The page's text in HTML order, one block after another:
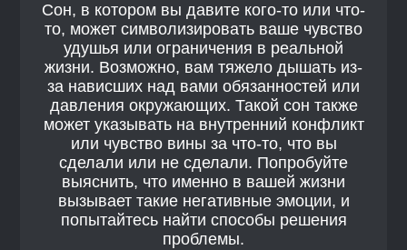
Сон, в котором вы давите кого-то или что-
то, может символизировать ваше чувство
удушья или ограничения в реальной
жизни. Возможно, вам тяжело дышать из-
за нависших над вами обязанностей или
давления окружающих. Такой сон также
может указывать на внутренний конфликт
или чувство вины за что-то, что вы
сделали или не сделали. Попробуйте
выяснить, что именно в вашей жизни
вызывает такие негативные эмоции, и
попытайтесь найти способы решения
проблемы.